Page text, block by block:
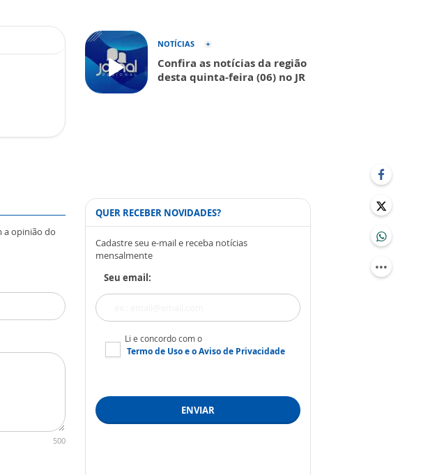
a opinião do
500
NOTÍCIAS
Confira as notícias da região
desta quinta-feira (06) no JR
QUER RECEBER NOVIDADES?
Cadastre seu e-mail e receba notícias
mensalmente
Seu email:
Li e concordo com o
Termo de Usoe oAviso de Privacidade
ENVIAR